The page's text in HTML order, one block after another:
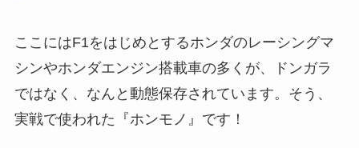
ここにはF1をはじめとするホンダのレーシングマ
シンやホンダエンジン搭載車の多くが、ドンガラ
ではなく、なんと動態保存されています。そう、
実戦で使われた『ホンモノ』です！